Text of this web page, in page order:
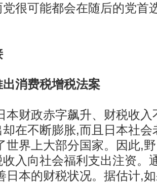
党很可能都会在随后的党首
出消费税增税法案
财政赤字飙升、财税收入
在不断膨胀,而且日本社会
世界上大部分国家。因此,
入向社会福利支出注资。
日本的财税状况。据估计,